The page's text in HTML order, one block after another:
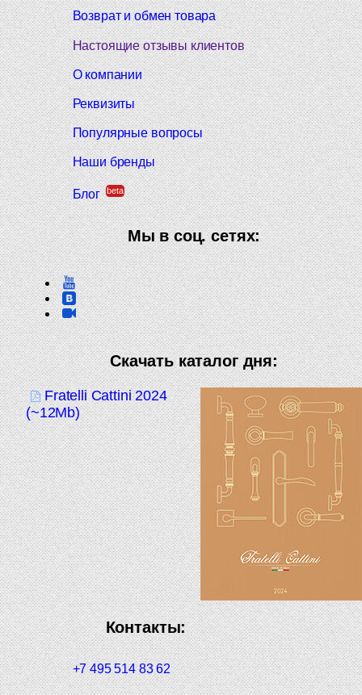
Возврат и обмен товара
Настоящие отзывы клиентов
О компании
Реквизиты
Популярные вопросы
Наши бренды
Блог beta
Мы в соц. сетях:
Скачать каталог дня:
Fratelli Cattini 2024
(~12Mb)
Контакты:
+7 495 514 83 62